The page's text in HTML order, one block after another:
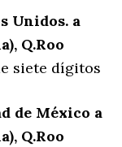
Unidos. a
Q.Roo
siete dígitos
de México a
Q.Roo